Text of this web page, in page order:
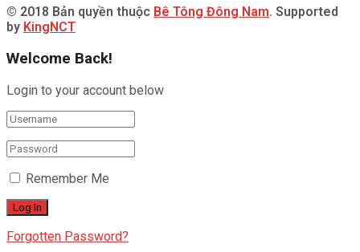
© 2018 Bản quyền thuộc Bê Tông Đông Nam. Supported
by KingNCT
Welcome Back!
Login to your account below
Remember Me
Forgotten Password?